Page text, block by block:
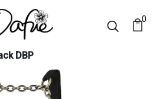
0
DBP